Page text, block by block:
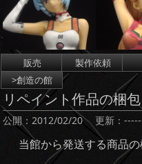
コンテンツへスキップ
販売 製作依頼
>創造の館
リペイント作品の梱
公開： 2012/02/20更新：
当館から発送する商品の